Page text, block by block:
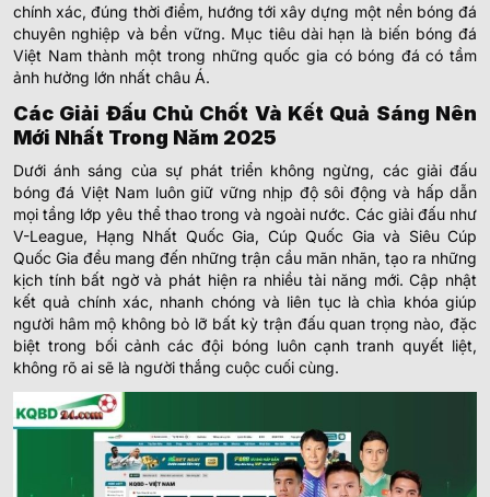
chính xác, đúng thời điểm, hướng tới xây dựng một nền bóng đá
chuyên nghiệp và bền vững. Mục tiêu dài hạn là biến bóng đá
Việt Nam thành một trong những quốc gia có bóng đá có tầm
ảnh hưởng lớn nhất châu Á.
Các Giải Đấu Chủ Chốt Và Kết Quả Sáng Nên
Mới Nhất Trong Năm 2025
Dưới ánh sáng của sự phát triển không ngừng, các giải đấu
bóng đá Việt Nam luôn giữ vững nhịp độ sôi động và hấp dẫn
mọi tầng lớp yêu thể thao trong và ngoài nước. Các giải đấu như
V-League, Hạng Nhất Quốc Gia, Cúp Quốc Gia và Siêu Cúp
Quốc Gia đều mang đến những trận cầu mãn nhãn, tạo ra những
kịch tính bất ngờ và phát hiện ra nhiều tài năng mới. Cập nhật
kết quả chính xác, nhanh chóng và liên tục là chìa khóa giúp
người hâm mộ không bỏ lỡ bất kỳ trận đấu quan trọng nào, đặc
biệt trong bối cảnh các đội bóng luôn cạnh tranh quyết liệt,
không rõ ai sẽ là người thắng cuộc cuối cùng.